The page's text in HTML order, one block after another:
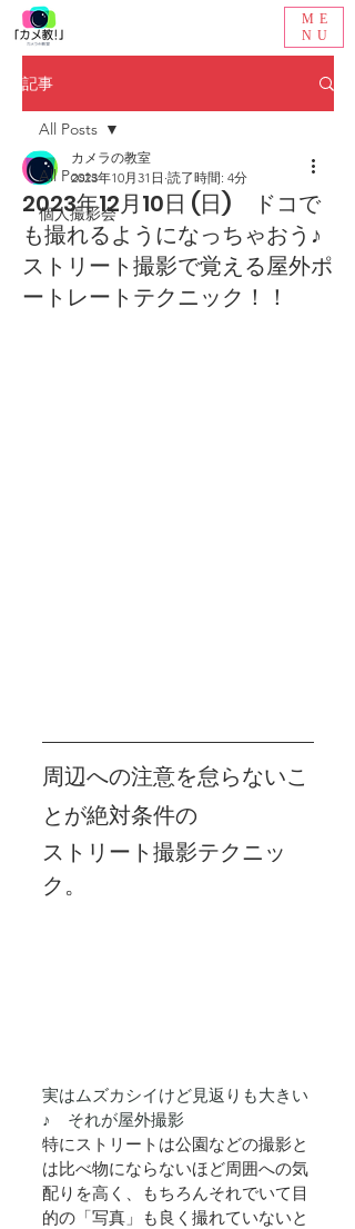
ME
NU
記事
All Posts
個人撮影会
All Posts
2023年12月10日 (日) ドコで
も撮れるようになっちゃおう♪
ストリート撮影で覚える屋外ポ
ートレートテクニック！！
カメラの教室
2023年10月31日 読了時間: 4分
周辺への注意を怠らないこ
とが絶対条件の
ストリート撮影テクニッ
ク。
実はムズカシイけど見返りも大きい
♪　それが屋外撮影
特にストリートは公園などの撮影と
は比べ物にならないほど周囲への気
配りを高く、もちろんそれでいて目
的の「写真」も良く撮れていないと